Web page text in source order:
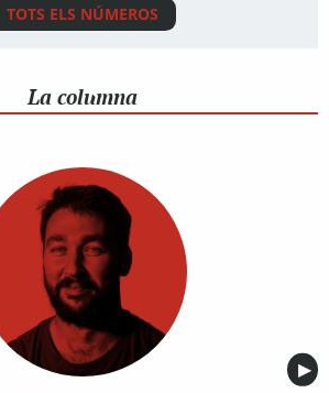
TOTS ELS NÚMEROS
La columna
▶︎